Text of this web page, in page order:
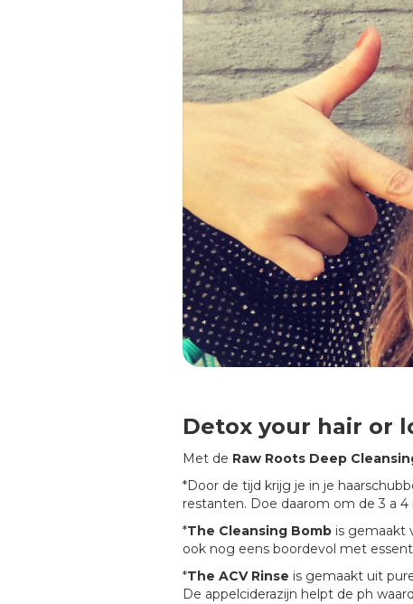
Detox your hair or
Met de Raw Roots Deep
*Door de tijd krijg je in je
restanten. Doe daarom om de 3 a
*The Cleansing Bomb is gemaakt
ook nog eens boordevol met
*The ACV Rinse is gemaakt uit
De appelciderazijn helpt de ph